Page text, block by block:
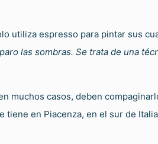
utiliza espresso para pintar sus
las sombras. Se trata de una
muchos casos, deben
tiene en Piacenza, en el sur de